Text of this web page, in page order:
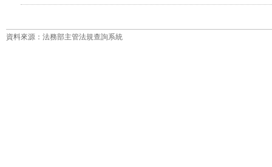
資料來源：法務部主管法規查詢系統